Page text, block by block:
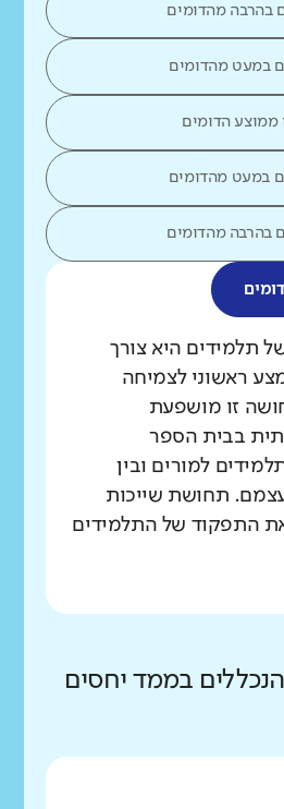
בהרבה מהדומים
במעט מהדומים
ממוצע הדומים
במעט מהדומים
בהרבה מהדומים
תלמידים היא צורך
ראשוני לצמיחה
זו מושפעת
בבית הספר
למורים ובין
תחושת שייכות
התפקוד של התלמידים
בממד יחסים